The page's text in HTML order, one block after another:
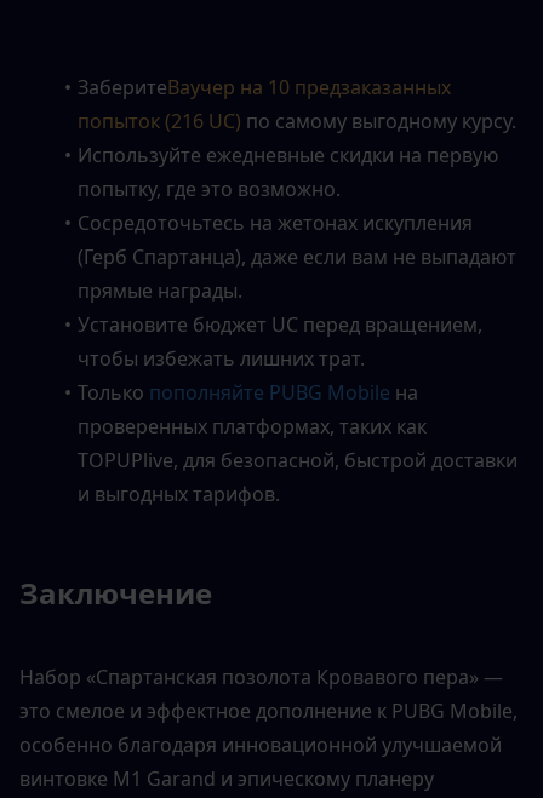
ЗаберитеВаучер на 10 предзаказанных
попыток (216 UC) по самому выгодному курсу.
Используйте ежедневные скидки на первую
попытку, где это возможно.
Сосредоточьтесь на жетонах искупления
(Герб Спартанца), даже если вам не выпадают
прямые награды.
Установите бюджет UC перед вращением,
чтобы избежать лишних трат.
Только пополняйте PUBG Mobile на
проверенных платформах, таких как
TOPUPlive, для безопасной, быстрой доставки
и выгодных тарифов.
Заключение
Набор «Спартанская позолота Кровавого пера» —
это смелое и эффектное дополнение к PUBG Mobile,
особенно благодаря инновационной улучшаемой
винтовке M1 Garand и эпическому планеру